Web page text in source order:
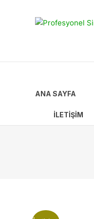
ANA SAYFA
İLETİŞİM